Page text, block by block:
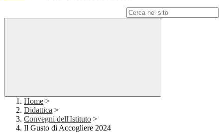
Home >
Didattica >
Convegni dell'Istituto >
Il Gusto di Accogliere 2024